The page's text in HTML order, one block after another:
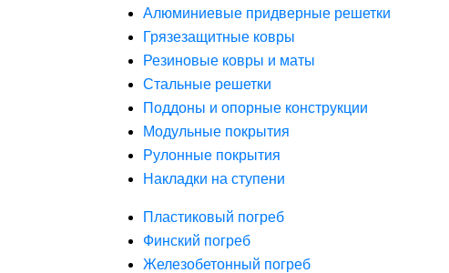
Алюминиевые придверные решетки
Грязезащитные ковры
Резиновые ковры и маты
Стальные решетки
Поддоны и опорные конструкции
Модульные покрытия
Рулонные покрытия
Накладки на ступени
Пластиковый погреб
Финский погреб
Железобетонный погреб